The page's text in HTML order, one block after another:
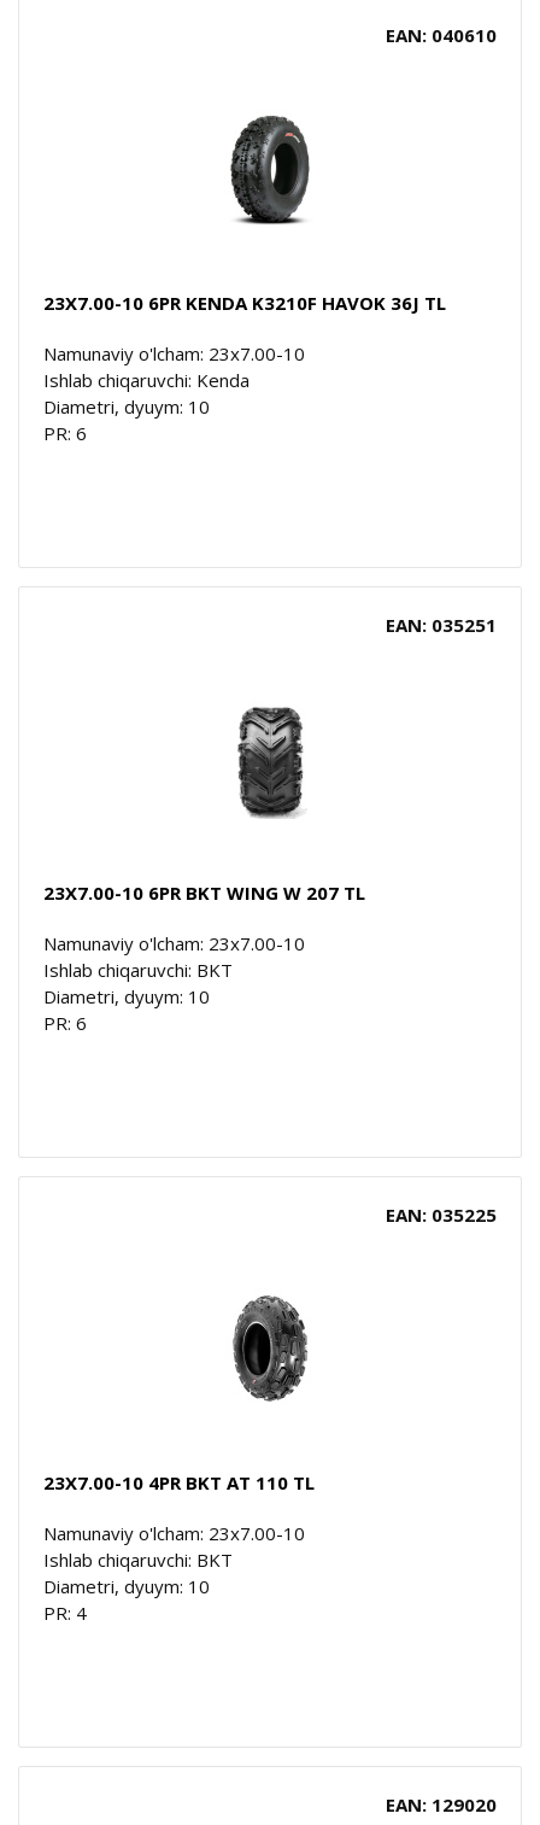
EAN: 040610
23X7.00-10 6PR KENDA K3210F HAVOK 36J TL
Namunaviy o'lcham: 23x7.00-10
Ishlab chiqaruvchi: Kenda
Diametri, dyuym: 10
PR: 6
EAN: 035251
23X7.00-10 6PR BKT WING W 207 TL
Namunaviy o'lcham: 23x7.00-10
Ishlab chiqaruvchi: BKT
Diametri, dyuym: 10
PR: 6
EAN: 035225
23X7.00-10 4PR BKT AT 110 TL
Namunaviy o'lcham: 23x7.00-10
Ishlab chiqaruvchi: BKT
Diametri, dyuym: 10
PR: 4
EAN: 129020